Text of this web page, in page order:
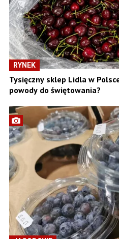
RYNEK
Tysięczny sklep Lidla w
powody do świętowania?